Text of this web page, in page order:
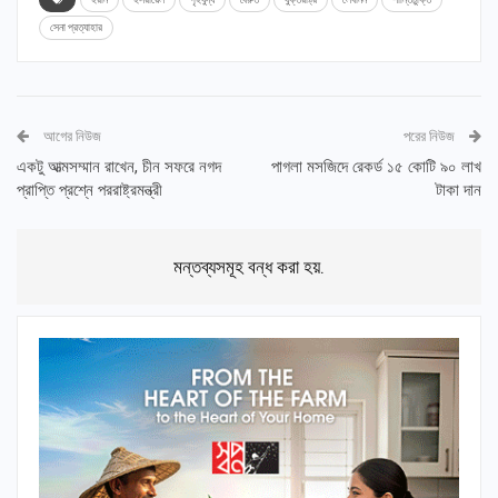
সেনা প্রত্যাহার
আগের নিউজ
একটু আত্মসম্মান রাখেন, চীন সফরে নগদ
প্রাপ্তি প্রশ্নে পররাষ্ট্রমন্ত্রী
পরের নিউজ
পাগলা মসজিদে রেকর্ড ১৫ কোটি ৯০ লাখ
টাকা দান
মন্তব্যসমূহ বন্ধ করা হয়.